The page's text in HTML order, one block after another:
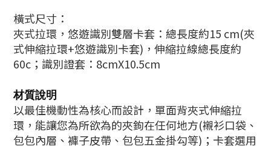
橫式尺寸：
夾式拉環，悠遊識別雙層卡套：總長度約15 cm(夾
式伸縮拉環+悠遊識別卡套)，伸縮拉線總長度約
60c；識別證套：8cmX10.5cm
材質說明
以最佳機動性為核心而設計，單面背夾式伸縮拉
環，能讓您為所欲為的夾鉤在任何地方(襯衫口袋、
包包內層、褲子皮帶、包包五金掛勾等)；卡套選用